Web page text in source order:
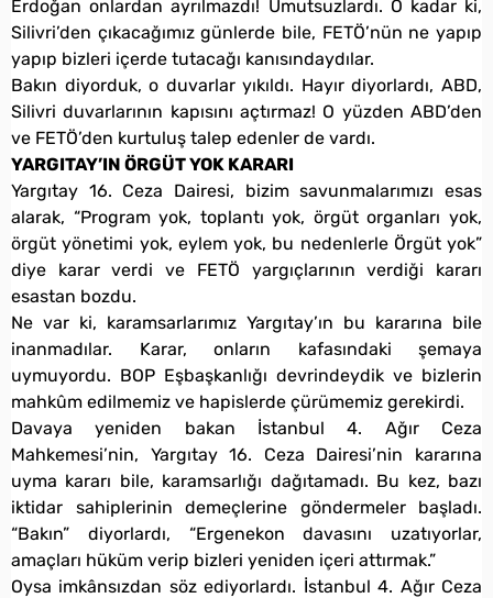
Erdoğan onlardan ayrılmazdı! Umutsuzlardı. O kadar ki,
Silivri’den çıkacağımız günlerde bile, FETÖ’nün ne yapıp
yapıp bizleri içerde tutacağı kanısındaydılar.
Bakın diyorduk, o duvarlar yıkıldı. Hayır diyorlardı, ABD,
Silivri duvarlarının kapısını açtırmaz! O yüzden ABD’den
ve FETÖ’den kurtuluş talep edenler de vardı.
YARGITAY’IN ÖRGÜT YOK KARARI
Yargıtay 16. Ceza Dairesi, bizim savunmalarımızı esas
alarak, “Program yok, toplantı yok, örgüt organları yok,
örgüt yönetimi yok, eylem yok, bu nedenlerle Örgüt yok”
diye karar verdi ve FETÖ yargıçlarının verdiği kararı
esastan bozdu.
Ne var ki, karamsarlarımız Yargıtay’ın bu kararına bile
inanmadılar. Karar, onların kafasındaki şemaya
uymuyordu. BOP Eşbaşkanlığı devrindeydik ve bizlerin
mahkûm edilmemiz ve hapislerde çürümemiz gerekirdi.
Davaya yeniden bakan İstanbul 4. Ağır Ceza
Mahkemesi’nin, Yargıtay 16. Ceza Dairesi’nin kararına
uyma kararı bile, karamsarlığı dağıtamadı. Bu kez, bazı
iktidar sahiplerinin demeçlerine göndermeler başladı.
“Bakın” diyorlardı, “Ergenekon davasını uzatıyorlar,
amaçları hüküm verip bizleri yeniden içeri attırmak.”
Oysa imkânsızdan söz ediyorlardı. İstanbul 4. Ağır Ceza